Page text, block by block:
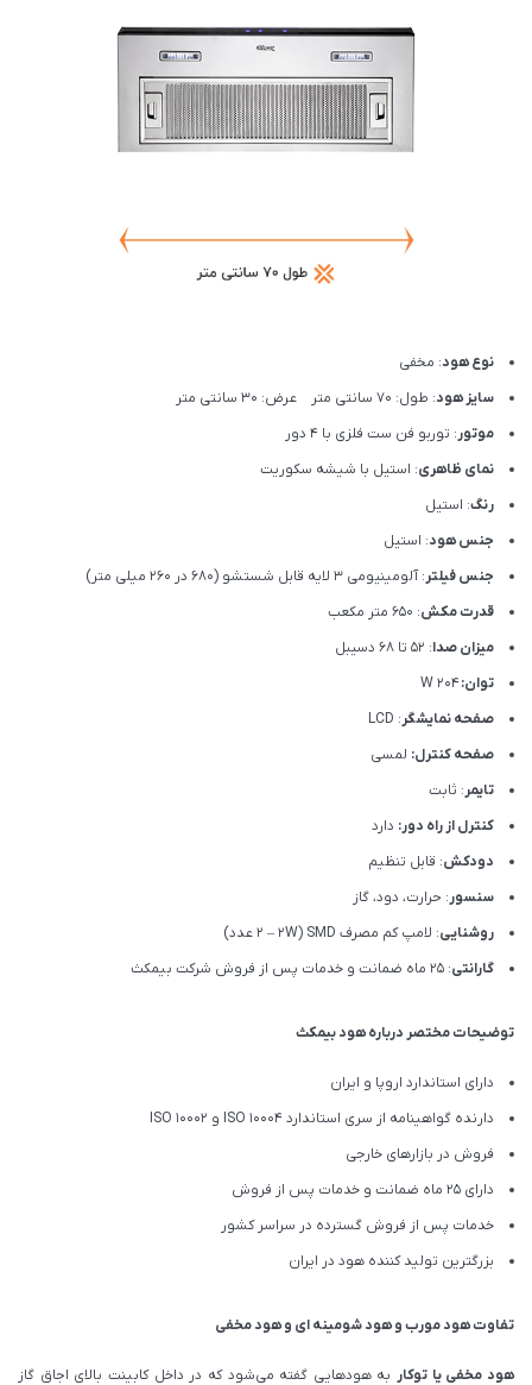
نوع هود: مخفی
سایز هود: طول: 70 سانتی متر عرض: 30 سانتی متر
موتور: توربو فن ست فلزی با 4 دور
نمای ظاهری: استیل با شیشه سکوریت
رنگ: استیل
جنس هود: استیل
جنس فیلتر: آلومینیومی 3 لایه قابل شستشو (680 در 260 میلی متر)
قدرت مکش: 650 متر مکعب
میزان صدا: 52 تا 68 دسیبل
توان:
صفحه نمایشگر: LCD
صفحه کنترل: لمسی
تایمر: ثابت
کنترل از راه دور: دارد
دودکش: قابل تنظیم
سنسور: حرارت، دود، گاز
روشنایی: لامپ کم مصرف SMD (۲ – ۲W عدد)
گارانتی: 25 ماه ضمانت و خدمات پس از فروش شرکت بیمکث
توضیحات مختصر درباره هود بیمکث
دارای استاندارد اروپا و ایران
دارنده گواهینامه از سری استاندارد ISO 10004 و ISO 10002
فروش در بازارهای خارجی
دارای 25 ماه ضمانت و خدمات پس از فروش
خدمات پس از فروش گسترده در سراسر کشور
بزرگترین تولید کننده هود در ایران
تفاوت هود مورب و هود شومینه ای و هود مخفی
هود مخفی یا توکار به هودهایی گفته می‌شود که در داخل کابینت بالای اجاق گاز